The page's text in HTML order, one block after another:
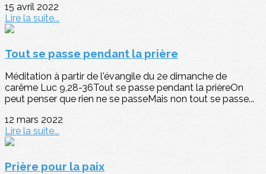
15 avril 2022
Lire la suite...
Tout se passe pendant la prière
Méditation à partir de l'évangile du 2e dimanche de
carême Luc 9,28-36Tout se passe pendant la prièreOn
peut penser que rien ne se passeMais non tout se passe...
12 mars 2022
Lire la suite...
Prière pour la paix